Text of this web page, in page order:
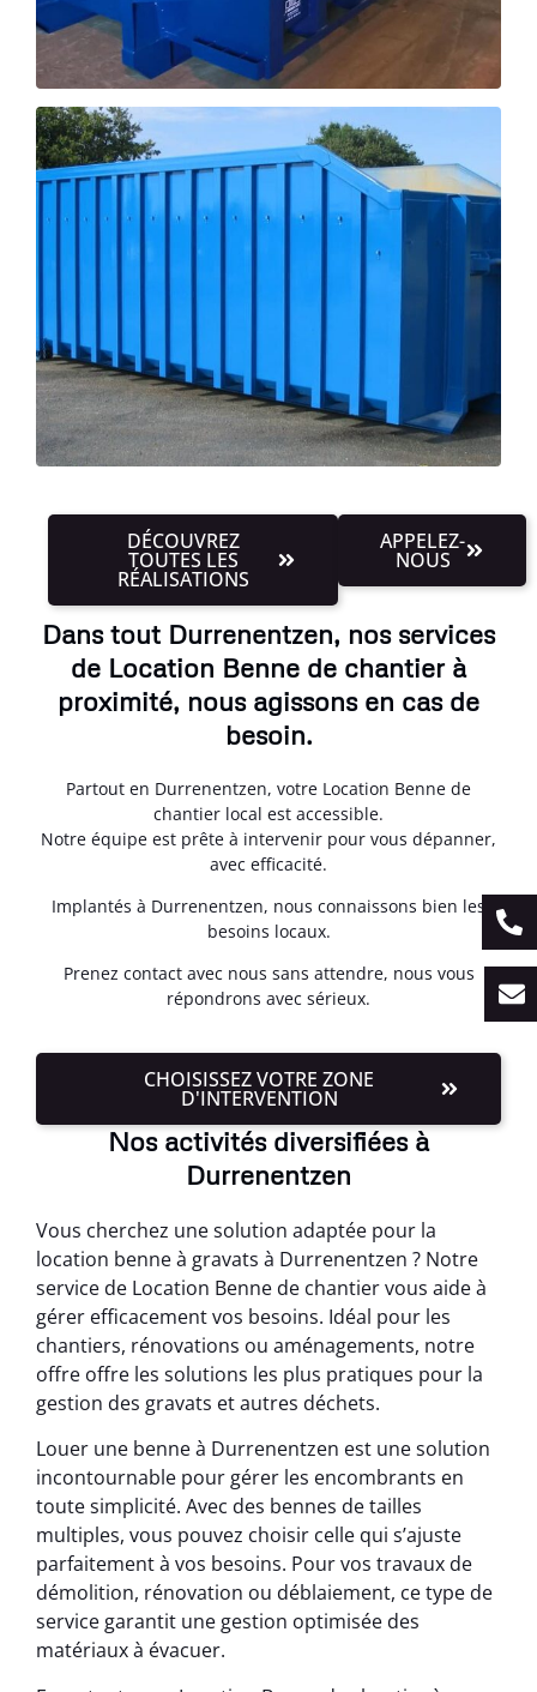
DÉCOUVREZ
TOUTES LES
RÉALISATIONS
APPELEZ-
NOUS
Dans tout Durrenentzen, nos services
de Location Benne de chantier à
proximité, nous agissons en cas de
besoin.
Partout en Durrenentzen, votre Location Benne de
chantier local est accessible.
Notre équipe est prête à intervenir pour vous dépanner,
avec efficacité.
Implantés à Durrenentzen, nous connaissons bien les
besoins locaux.
Prenez contact avec nous sans attendre, nous vous
répondrons avec sérieux.
CHOISISSEZ VOTRE ZONE
D'INTERVENTION
Nos activités diversifiées à
Durrenentzen
Vous cherchez une solution adaptée pour la
location benne à gravats à Durrenentzen ? Notre
service de Location Benne de chantier vous aide à
gérer efficacement vos besoins. Idéal pour les
chantiers, rénovations ou aménagements, notre
offre offre les solutions les plus pratiques pour la
gestion des gravats et autres déchets.
Louer une benne à Durrenentzen est une solution
incontournable pour gérer les encombrants en
toute simplicité. Avec des bennes de tailles
multiples, vous pouvez choisir celle qui s’ajuste
parfaitement à vos besoins. Pour vos travaux de
démolition, rénovation ou déblaiement, ce type de
service garantit une gestion optimisée des
matériaux à évacuer.